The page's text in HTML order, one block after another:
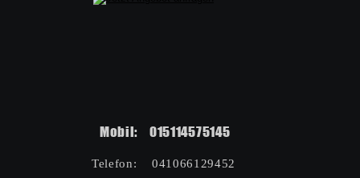
Telefon:    041066129452
Mobil:    015114575145